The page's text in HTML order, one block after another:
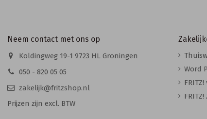
Neem contact met ons op
Koldingweg 19-1 9723 HL Groningen
050 - 820 05 05
zakelijk@fritzshop.nl
Prijzen zijn excl. BTW
Word